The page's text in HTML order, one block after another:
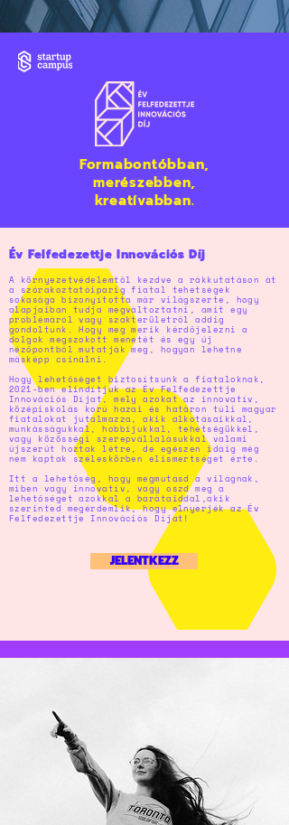
Formabontóbban,
merészebben,
kreatívabban.
Év Felfedezettje Innovációs Díj
A környezetvédelemtől kezdve a rákkutatáson át
a szórakoztatóiparig fiatal tehetségek
sokasága bizonyította már világszerte, hogy
alapjaiban tudja megváltoztatni, amit egy
problémáról vagy szakterületről addig
gondoltunk. Hogy meg merik kérdőjelezni a
dolgok megszokott menetét és egy új
nézőpontból mutatják meg, hogyan lehetne
másképp csinálni.
Hogy lehetőséget biztosítsunk a fiataloknak,
2021-ben elindítjuk az Év Felfedezettje
Innovációs Díjat, mely azokat az innovatív,
középiskolás korú hazai és határon túli magyar
fiatalokat jutalmazza, akik alkotásaikkal,
munkásságukkal, hobbijukkal, tehetségükkel,
vagy közösségi szerepvállalásukkal valami
újszerűt hoztak létre, de egészen idáig még
nem kaptak széleskörben elismertséget érte.
Itt a lehetőség, hogy megmutasd a világnak,
miben vagy innovatív, vagy oszd meg a
lehetőséget azokkal a barátaiddal,akik
szerinted megérdemlik, hogy elnyerjék az Év
Felfedezettje Innovációs Díjat!
JELENTKEZZ